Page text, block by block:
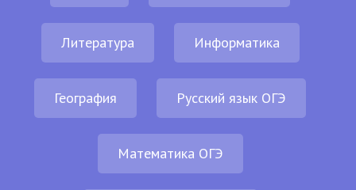
Литература Информатика
География Русский язык ОГЭ
Математика ОГЭ